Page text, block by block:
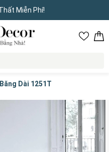
Miễn Phí!
Dài 1251T